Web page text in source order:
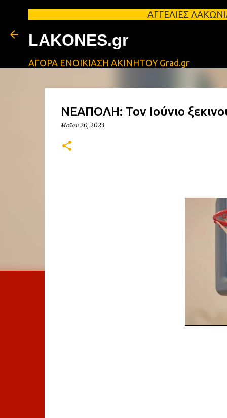
ΑΓΓΕΛΙΕΣ ΛΑΚΩΝΙΑΣ
LAKONES.gr
ΑΓΟΡΑ ΕΝΟΙΚΙΑΣΗ ΑΚΙΝΗΤΟΥ Grad.gr
ΝΕΑΠΟΛΗ: Τον Ιούνιο
Μαΐου 20, 2023